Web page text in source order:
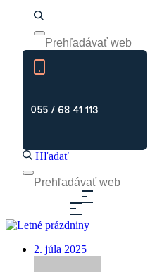
055 / 68 41 113
Hľadať
2. júla 2025